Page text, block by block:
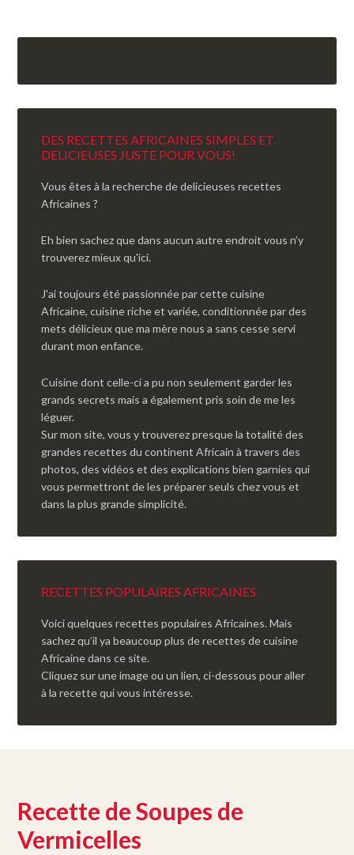
DES RECETTES AFRICAINES SIMPLES ET
DELICIEUSES JUSTE POUR VOUS!
Vous êtes à la recherche de delicieuses recettes
Africaines ?
Eh bien sachez que dans aucun autre endroit vous n’y
trouverez mieux qu'ici.
J'ai toujours été passionnée par cette cuisine
Africaine, cuisine riche et variée, conditionnée par des
mets délicieux que ma mère nous a sans cesse servi
durant mon enfance.
Cuisine dont celle-ci a pu non seulement garder les
grands secrets mais a également pris soin de me les
léguer.
Sur mon site, vous y trouverez presque la totalité des
grandes recettes du continent Africain à travers des
photos, des vidéos et des explications bien garnies qui
vous permettront de les préparer seuls chez vous et
dans la plus grande simplicité.
RECETTES POPULAIRES AFRICAINES
Voici quelques recettes populaires Africaines. Mais
sachez qu’il ya beaucoup plus de recettes de cuisine
Africaine dans ce site.
Cliquez sur une image ou un lien, ci-dessous pour aller
à la recette qui vous intéresse.
Recette de Soupes de
Vermicelles